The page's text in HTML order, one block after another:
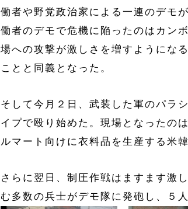
働者や野党政治家による一連のデモ
働者のデモで危機に陥ったのはカン
場への攻撃が激しさを増すようにな
ことと同義となった。
そして今月２日、武装した軍のパラ
イプで殴り始めた。現場となったの
ルマート向けに衣料品を生産する米
さらに翌日、制圧作戦はますます激
む多数の兵士がデモ隊に発砲し、５